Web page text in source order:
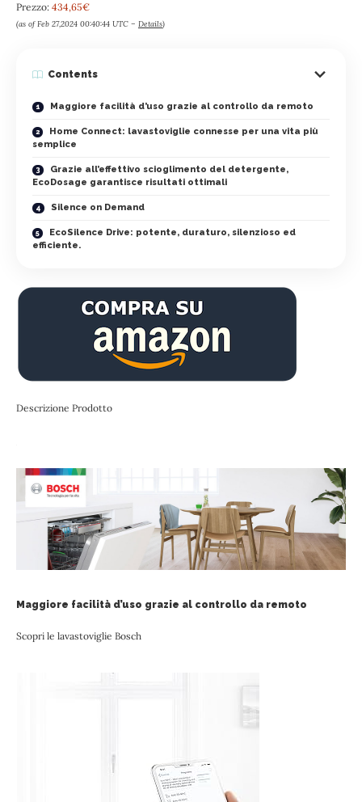
Prezzo: 434,65€
(as of Feb 27,2024 00:40:44 UTC – Details)
Contents
Maggiore facilità d’uso grazie al controllo da remoto
Home Connect: lavastoviglie connesse per una vita più
semplice
Grazie all’effettivo scioglimento del detergente,
EcoDosage garantisce risultati ottimali
Silence on Demand
EcoSilence Drive: potente, duraturo, silenzioso ed
efficiente.
Descrizione Prodotto
Maggiore facilità d’uso grazie al controllo da remoto
Scopri le lavastoviglie Bosch